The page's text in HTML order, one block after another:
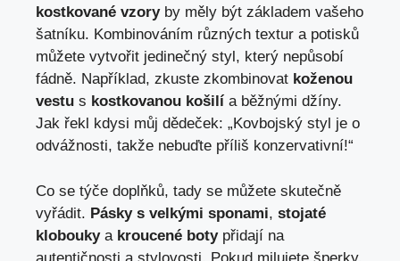
kostkované vzoryby měly být základem vašeho
šatníku. Kombinováním různých textur a potisků
můžete vytvořit jedinečný styl, který nepůsobí
fádně. Například, zkuste zkombinovat koženou
vestu s kostkovanou košilí a běžnými džíny.
Jak řekl kdysi můj dědeček: „Kovbojský styl je o
odvážnosti, takže nebuďte příliš konzervativní!“
Co se týče doplňků, tady se můžete skutečně
vyřádit. Pásky s velkými sponami, stojaté
kloboukya kroucené botypřidají na
autentičnosti a stylovosti. Pokud milujete šperky,